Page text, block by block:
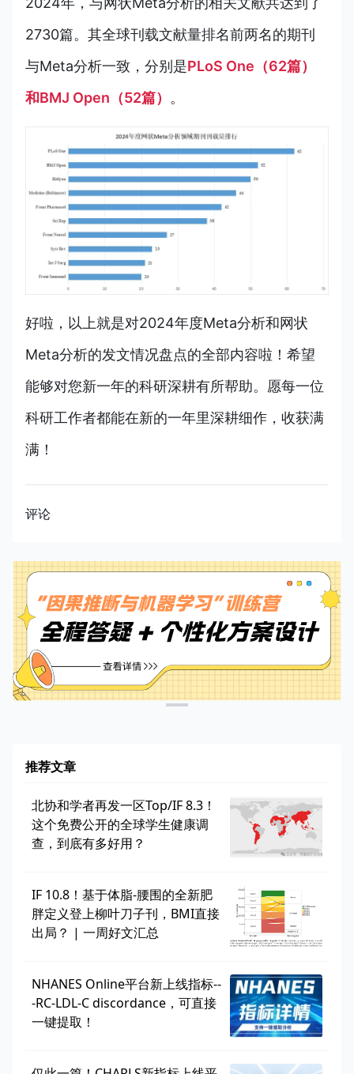
2730篇。其全球刊载文献量排名前两名的期刊
与Meta分析一致， 分别是PLoS One（62篇）
和BMJ Open（52篇） 。
好啦，以上就是对2024年度Meta分析和网状
Meta分析的发文情况盘点的全部内容啦！希望
能够对您新一年的科研深耕有所帮助。愿每一位
科研工作者都能在新的一年里深耕细作，收获满
满！
评论
推荐文章
北协和学者再发一区Top/IF 8.3！
这个免费公开的全球学生健康调
查，到底有多好用？
IF 10.8！基于体脂-腰围的全新肥
胖定义登上柳叶刀子刊，BMI直接
出局？ | 一周好文汇总
NHANES Online平台新上线指标--
-RC-LDL-C discordance，可直接
一键提取！